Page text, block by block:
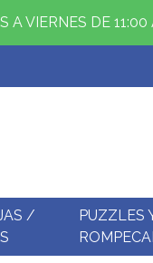
A VIERNES DE
/
PUZZLES